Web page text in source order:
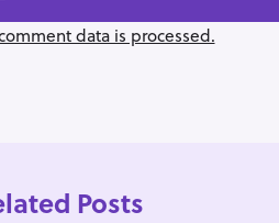
data is processed.
Posts